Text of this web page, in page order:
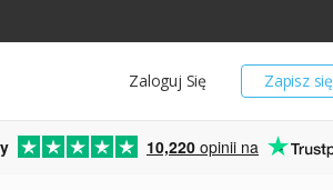
Zapisz się
Zaloguj Się
10,220 opinii na